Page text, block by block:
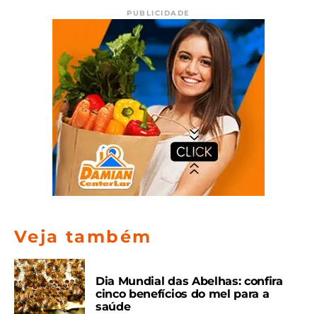
PUBLICIDADE
Veja também
Dia Mundial das Abelhas: confira
cinco benefícios do mel para a
saúde